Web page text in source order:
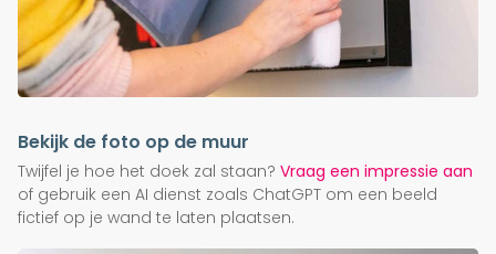
Bekijk de foto op de muur
Twijfel je hoe het doek zal staan? Vraag een impressie aan
of gebruik een AI dienst zoals ChatGPT om een beeld
fictief op je wand te laten plaatsen.